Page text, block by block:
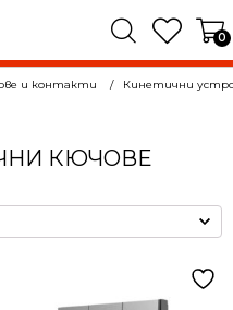
0
и контакти Кинетични
КЮЧОВЕ